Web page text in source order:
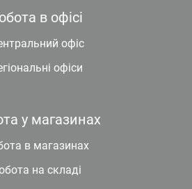
в офісі
офіс
офіси
у магазинах
в магазинах
на складі